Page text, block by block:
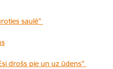
saulē"
drošs pie un uz ūdens"